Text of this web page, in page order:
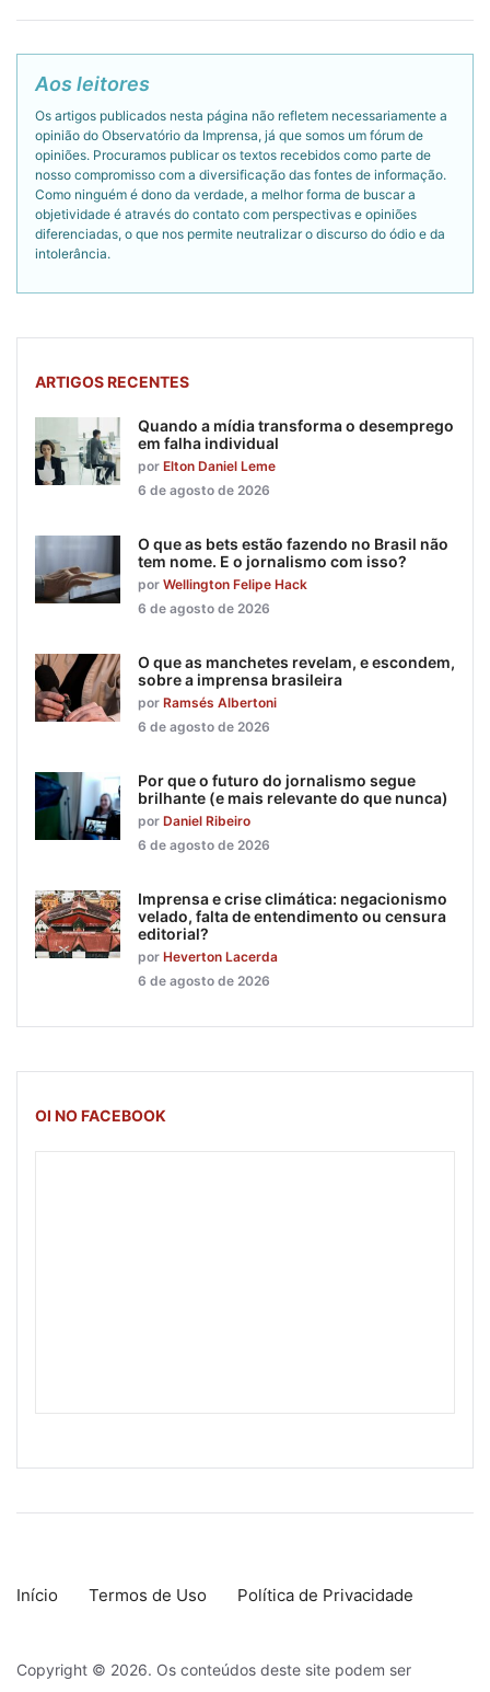
Aos leitores
Os artigos publicados nesta página não refletem necessariamente a
opinião do Observatório da Imprensa, já que somos um fórum de
opiniões. Procuramos publicar os textos recebidos como parte de
nosso compromisso com a diversificação das fontes de informação.
Como ninguém é dono da verdade, a melhor forma de buscar a
objetividade é através do contato com perspectivas e opiniões
diferenciadas, o que nos permite neutralizar o discurso do ódio e da
intolerância.
ARTIGOS RECENTES
Quando a mídia transforma o desemprego
em falha individual
por Elton Daniel Leme
6 de agosto de 2026
O que as bets estão fazendo no Brasil não
tem nome. E o jornalismo com isso?
por Wellington Felipe Hack
6 de agosto de 2026
O que as manchetes revelam, e escondem,
sobre a imprensa brasileira
por Ramsés Albertoni
6 de agosto de 2026
Por que o futuro do jornalismo segue
brilhante (e mais relevante do que nunca)
por Daniel Ribeiro
6 de agosto de 2026
Imprensa e crise climática: negacionismo
velado, falta de entendimento ou censura
editorial?
por Heverton Lacerda
6 de agosto de 2026
OI NO FACEBOOK
Início Termos de Uso Política de Privacidade
Copyright © 2026. Os conteúdos deste site podem ser